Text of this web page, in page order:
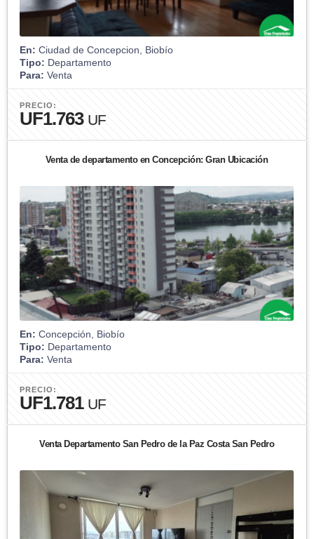
En: Ciudad de Concepcion, Biobío
Tipo: Departamento
Para: Venta
PRECIO:
UF1.763 UF
Venta de departamento en Concepción: Gran Ubicación
En: Concepción, Biobío
Tipo: Departamento
Para: Venta
PRECIO:
UF1.781 UF
Venta Departamento San Pedro de la Paz Costa San Pedro